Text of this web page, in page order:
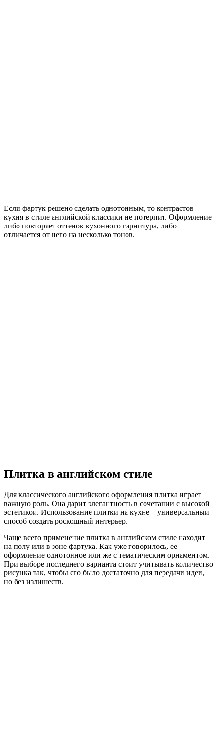
Если фартук решено сделать однотонным, то контрастов
кухня в стиле английской классики не потерпит. Оформление
либо повторяет оттенок кухонного гарнитура, либо
отличается от него на несколько тонов.
Плитка в английском стиле
Для классического английского оформления плитка играет
важную роль. Она дарит элегантность в сочетании с высокой
эстетикой. Использование плитки на кухне – универсальный
способ создать роскошный интерьер.
Чаще всего применение плитка в английском стиле находит
на полу или в зоне фартука. Как уже говорилось, ее
оформление однотонное или же с тематическим орнаментом.
При выборе последнего варианта стоит учитывать количество
рисунка так, чтобы его было достаточно для передачи идеи,
но без излишеств.